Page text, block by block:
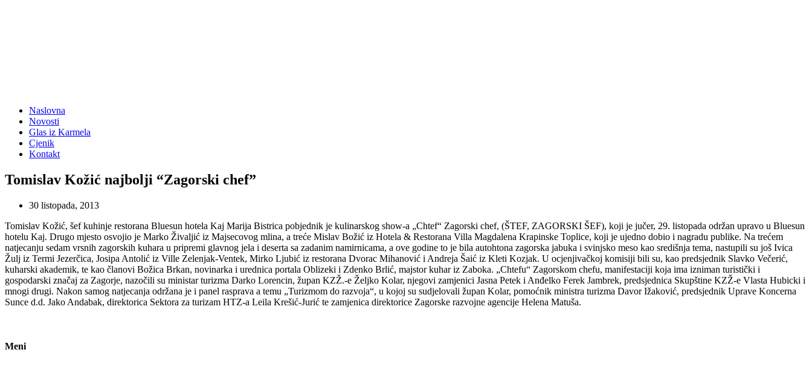
Naslovna
Novosti
Glas iz Karmela
Cjenik
Kontakt
Tomislav Kožić najbolji “Zagorski chef”
30 listopada, 2013
Tomislav Kožić, šef kuhinje restorana Bluesun hotela Kaj Marija Bistrica pobjednik je kulinarskog show-a „Chtef“ Zagorski chef, (ŠTEF, ZAGORSKI ŠEF), koji je jučer, 29. listopada održan upravo u Bluesun
hotelu Kaj. Drugo mjesto osvojio je Marko Živaljić iz Majsecovog mlina, a treće Mislav Božić iz Hotela & Restorana Villa Magdalena Krapinske Toplice, koji je ujedno dobio i nagradu publike. Na trećem
natjecanju sedam vrsnih zagorskih kuhara u pripremi glavnog jela i deserta sa zadanim namirnicama, a ove godine to je bila autohtona zagorska jabuka i svinjsko meso kao središnja tema, nastupili su još Ivica
Žulj iz Termi Jezerčica, Josipa Antolić iz Ville Zelenjak-Ventek, Mirko Ljubić iz restorana Dvorac Mihanović i Andreja Šaić iz Kleti Kozjak. U ocjenjivačkoj komisiji bili su, kao predsjednik Slavko Večerić,
kuharski akademik, te kao članovi Božica Brkan, novinarka i urednica portala Oblizeki i Zdenko Brlić, majstor kuhar iz Zaboka. „Chtefu“ Zagorskom chefu, manifestaciji koja ima izniman turistički i
gospodarski značaj za Zagorje, nazočili su ministar turizma Darko Lorencin, župan KZŽ.-e Željko Kolar, njegovi zamjenici Jasna Petek i Anđelko Ferek Jambrek, predsjednica Skupštine KZŽ-e Vlasta Hubicki i
mnogi drugi. Nakon samog natjecanja održana je i panel rasprava a temu „Turizmom do razvoja“, u kojoj su sudjelovali župan Kolar, pomoćnik ministra turizma Davor Ižaković, predsjednik Uprave Koncerna
Sunce d.d. Jako Andabak, direktorica Sektora za turizam HTZ-a Leila Krešić-Jurić te zamjenica direktorice Zagorske razvojne agencije Helena Matuša.
Meni